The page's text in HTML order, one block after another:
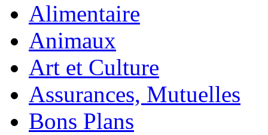
Alimentaire
Animaux
Art et Culture
Assurances, Mutuelles
Bons Plans